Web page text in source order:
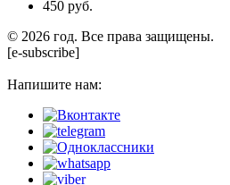
450 руб.
© 2026 год. Все права защищены.
[e-subscribe]
Напишите нам: